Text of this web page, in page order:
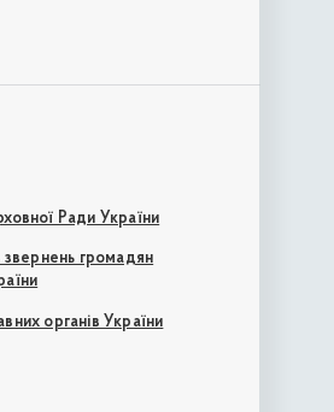
Ради України
звернень громадян
органів України